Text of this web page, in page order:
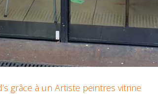
grâce à un Artiste peintres vitrine